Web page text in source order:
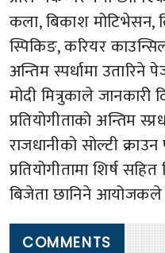
कला, बिकाश मोटिभेसन,
स्पिकिङ, करियर
अन्तिम स्पर्धामा
मोदी मित्रुकाले जानकारी
प्रतियोगीताको अन्तिम
राजधानीको सोल्टी
प्रतियोगीतामा शिर्ष
बिजेता छानिने
COMMENTS